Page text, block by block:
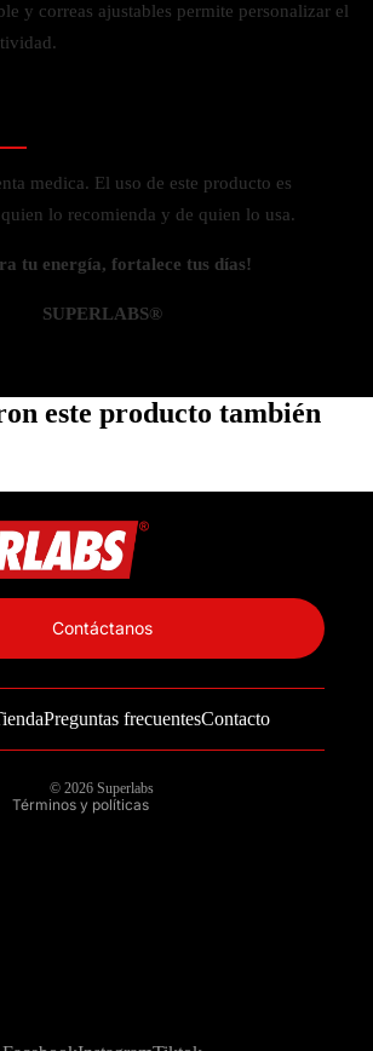
y correas ajustables permite personalizar el
medica. El uso de este producto es
lo recomienda y de quien lo usa.
tu energía, fortalece tus días!
SUPERLABS®
este producto también
Preguntas frecuentesContacto
Contáctanos
© 2026 Superlabs
Términos y políticas
de contacto
reembolso
servicio
envío